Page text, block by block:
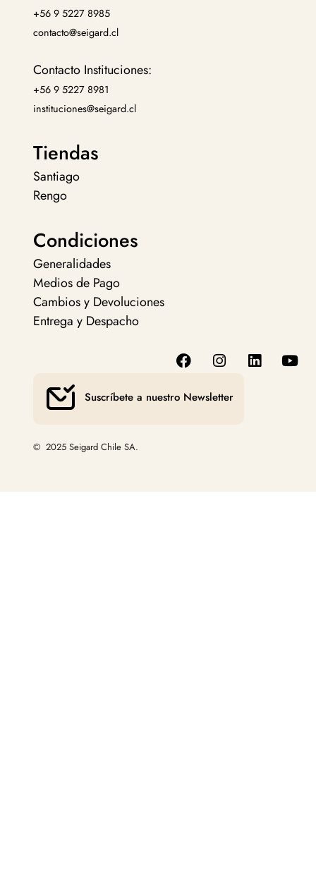
+56 9 5227 8985
contacto@seigard.cl
Contacto Instituciones:
+56 9 5227 8981
instituciones@seigard.cl
Tiendas
Santiago
Rengo
Condiciones
Generalidades
Medios de Pago
Cambios y Devoluciones
Entrega y Despacho
Suscríbete a nuestro Newsletter
© 2025 Seigard Chile SA.